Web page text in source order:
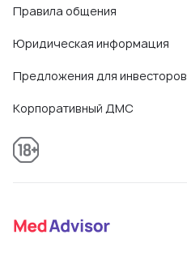
Правила общения
Юридическая информация
Предложения для инвесторов
Корпоративный ДМС